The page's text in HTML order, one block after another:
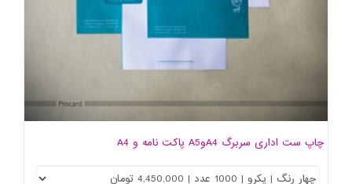
چاپ ست اداری سربرگ A4وA5 پاکت نامه و A4